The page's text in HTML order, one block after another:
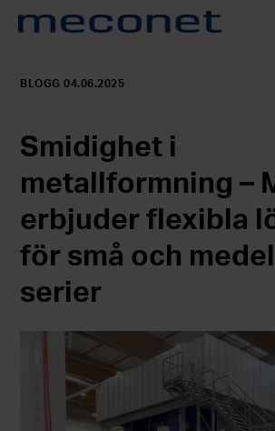
BLOGG 04.06.2025
Smidighet i
metallformning –
erbjuder flexibla
för små och
serier